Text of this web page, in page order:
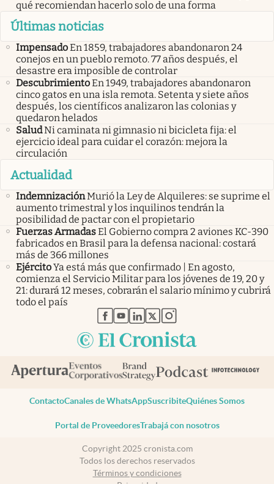
qué recomiendan hacerlo solo de una forma
Últimas noticias
ImpensadoEn 1859, trabajadores abandonaron 24
conejos en un pueblo remoto. 77 años después, el
desastre era imposible de controlar
DescubrimientoEn 1949, trabajadores abandonaron
cinco gatos en una isla remota. Setenta y siete años
después, los científicos analizaron las colonias y
quedaron helados
SaludNi caminata ni gimnasio ni bicicleta fija: el
ejercicio ideal para cuidar el corazón: mejora la
circulación
Actualidad
IndemnizaciónMurió la Ley de Alquileres: se suprime el
aumento trimestral y los inquilinos tendrán la
posibilidad de pactar con el propietario
Fuerzas ArmadasEl Gobierno compra 2 aviones KC-390
fabricados en Brasil para la defensa nacional: costará
más de 366 millones
EjércitoYa está más que confirmado | En agosto,
comienza el Servicio Militar para los jóvenes de 19, 20 y
21: durará 12 meses, cobrarán el salario mínimo y cubrirá
todo el país
abre en nueva pestaña
abre en nueva pestaña
abre en nueva pestaña
abre en nueva pestaña
abre en nueva pestaña
ContactoCanales de WhatsAppSuscribiteQuiénes Somos
Portal de ProveedoresTrabajá con nosotros
Copyright 2025 cronista.com
Todos los derechos reservados
Términos y condiciones